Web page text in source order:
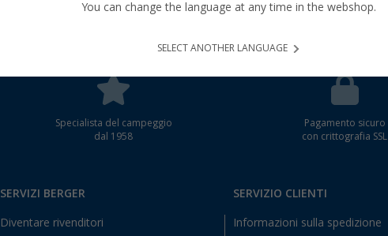
Specialista del campeggio
dal 1958
Pagamento sicuro
con crittografia SSL
SERVIZI BERGER
Diventare rivenditori
SERVIZIO CLIENTI
Informazioni sulla spedizione
You can change the language at any time in the webshop.
SELECT ANOTHER LANGUAGE